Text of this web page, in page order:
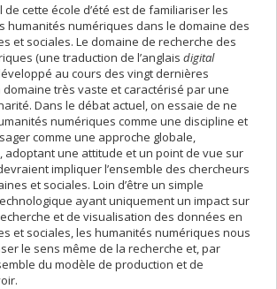
de cette école d’été est de familiariser les
humanités numériques dans le domaine des
et sociales. Le domaine de recherche des
(une traduction de l’anglais digital
au cours des vingt dernières
très vaste et caractérisé par une
Dans le débat actuel, on essaie de ne
numériques comme une discipline et
comme une approche globale,
adoptant une attitude et un point de vue sur
impliquer l’ensemble des chercheurs
et sociales. Loin d’être un simple
ayant uniquement un impact sur
et de visualisation des données en
et sociales, les humanités numériques nous
le sens même de la recherche et, par
du modèle de production et de